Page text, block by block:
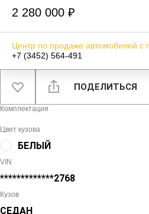
2 280 000 ₽
Центр по продаже автомобилей с
+7 (3452) 564-491
ПОДЕЛИТЬСЯ
Комплектация
Цвет кузова
БЕЛЫЙ
VIN
*************2768
Кузов
СЕДАН